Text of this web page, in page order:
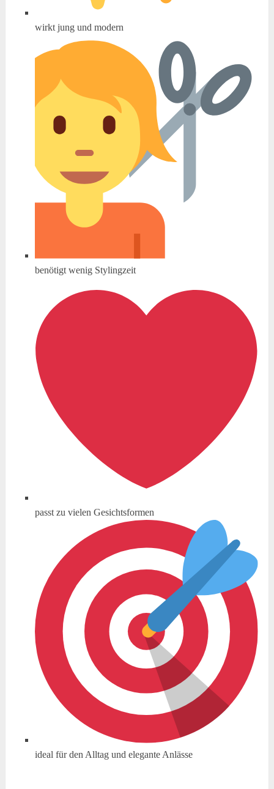
wirkt jung und modern
benötigt wenig Stylingzeit
passt zu vielen Gesichtsformen
ideal für den Alltag und elegante Anlässe